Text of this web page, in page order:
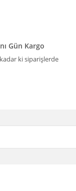
Gün Kargo
ki siparişlerde